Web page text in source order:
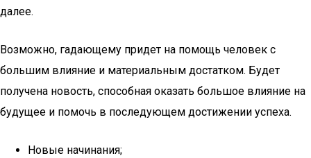
далее.
Возможно, гадающему придет на помощь человек с
большим влияние и материальным достатком. Будет
получена новость, способная оказать большое влияние на
будущее и помочь в последующем достижении успеха.
Новые начинания;